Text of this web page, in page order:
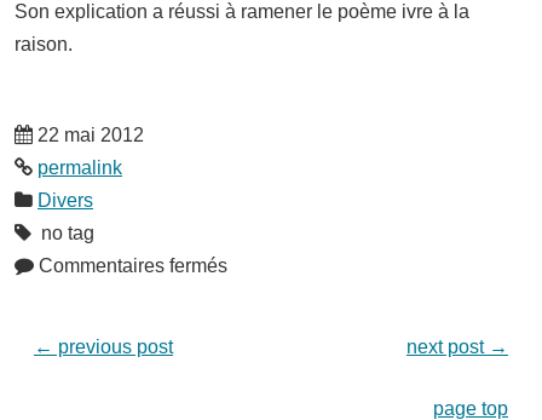
Son explication a réussi à ramener le poème ivre à la
raison.
22 mai 2012
permalink
Divers
no tag
Commentaires fermés
← previous post next post →
page top